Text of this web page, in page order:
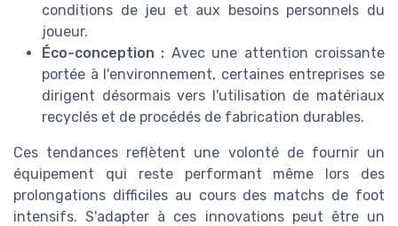
conditions de jeu et aux besoins personnels du
joueur.
Éco-conception : Avec une attention croissante
portée à l'environnement, certaines entreprises se
dirigent désormais vers l'utilisation de matériaux
recyclés et de procédés de fabrication durables.
Ces tendances reflètent une volonté de fournir un
équipement qui reste performant même lors des
prolongations difficiles au cours des matchs de foot
intensifs. S'adapter à ces innovations peut être un